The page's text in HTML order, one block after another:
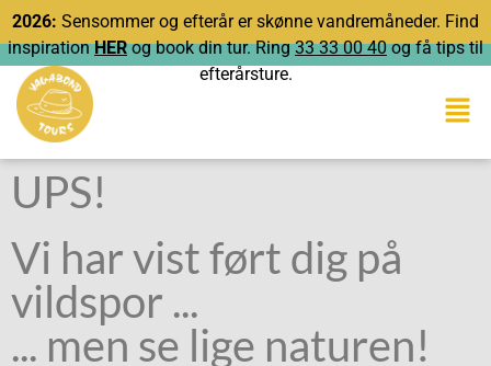
2026: Sensommer og efterår er skønne vandremåneder. Find
inspiration HERog book din tur. Ring33 33 00 40 og få tips til
efterårsture.
UPS!
Vi har vist ført dig på
vildspor ...
... men se lige naturen!